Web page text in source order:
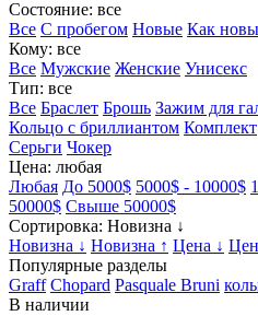
Состояние: все
Все С пробегом Новые Как
Кому: все
Все Мужские Женские Унисекс
Тип: все
Все Браслет Брошь Зажим для
Кольцо с бриллиантом Комплект
Серьги Чокер
Цена: любая
Любая До 5000$ 5000$ - 10000$
50000$ Свыше 50000$
Сортировка: Новизна ↓
Новизна ↓ Новизна ↑ Цена ↓
Популярные разделы
Graff Chopard Pasquale Bruni
В наличии